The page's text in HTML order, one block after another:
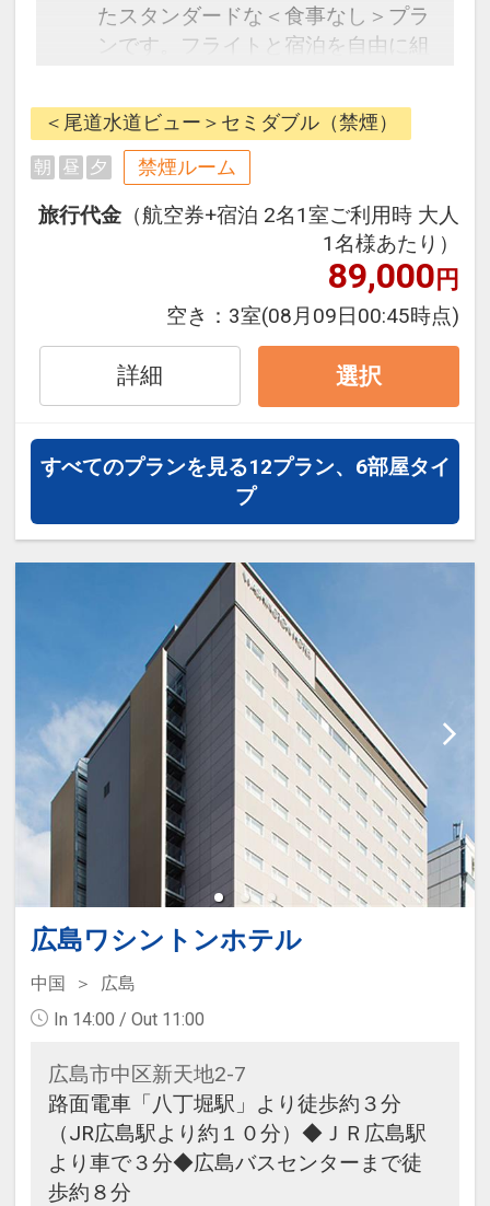
たスタンダードな＜食事なし＞プラ
ンです。フライトと宿泊を自由に組
ージだから、一都市滞在はもちろん
周遊旅行にも最適！
旅行期間中の1泊だけの宿泊や延
泊・飛び泊なども自由自在です。
フライトは、安心のJAL（または
JALグループ）確約！フライトマイ
オプションでレンタカーや現地交
通・体験プランなどの追加（同時予
約）が可能なプランもございます。
＜尾道水道ビュー＞セミダブル（禁煙）
朝 昼 夕 禁煙ルーム
旅行代金 （航空券+宿泊 2名1室ご利用時 大人
1名様あたり）
89,000円
空き： 3室(08月09日00:45時点)
詳細 選択
すべてのプランを見る12プラン、6部屋タイ
プ
広島ワシントンホテル
中国
広島
In 14:00 / Out 11:00
広島市中区新天地2-7
路面電車「八丁堀駅」より徒歩約３分
（JR広島駅より約１０分）◆ＪＲ広島駅
より車で３分◆広島バスセンターまで徒
歩約８分